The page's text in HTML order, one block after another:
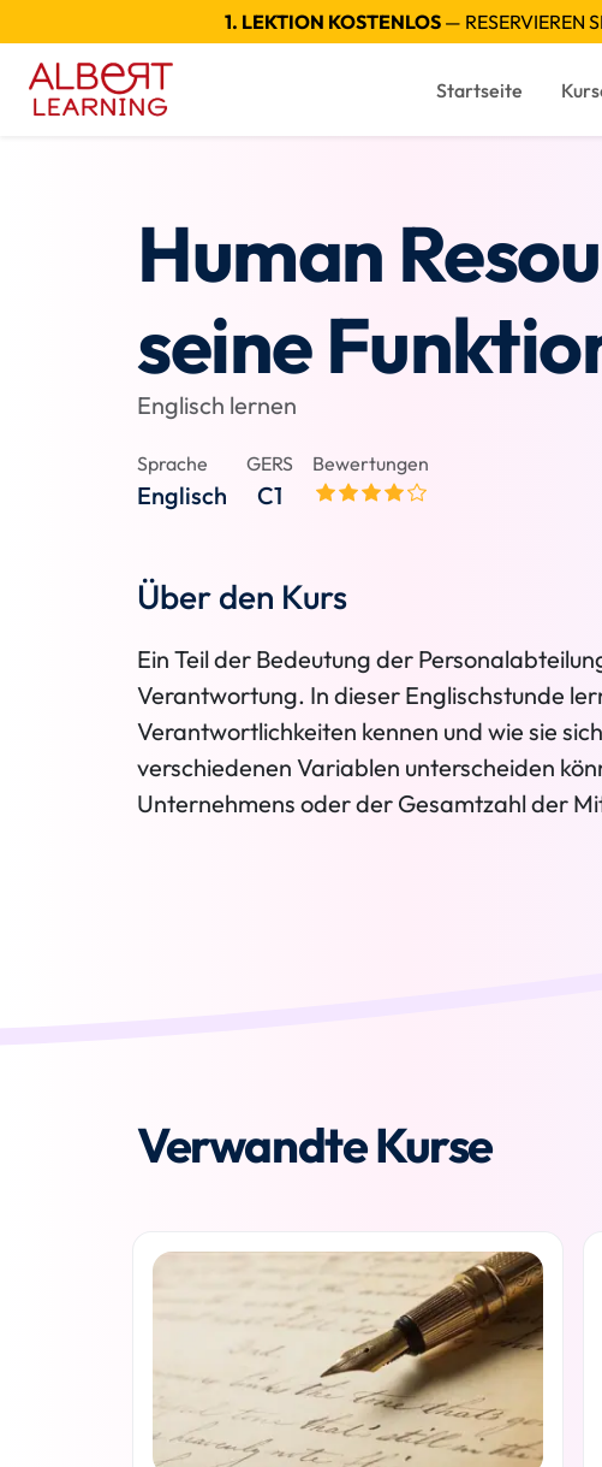
1. LEKTION KOSTENLOS — RESERVIEREN
Startseite
Human
seine
Englisch lernen
Sprache
Englisch
GERS
C1
Bewertungen
Über den Kurs
Ein Teil der Bedeutung der
Verantwortung. In dieser Englischstunde
Verantwortlichkeiten kennen und wie sie
verschiedenen Variablen unterscheiden
Unternehmens oder der Gesamtzahl der
Verwandte Kurse